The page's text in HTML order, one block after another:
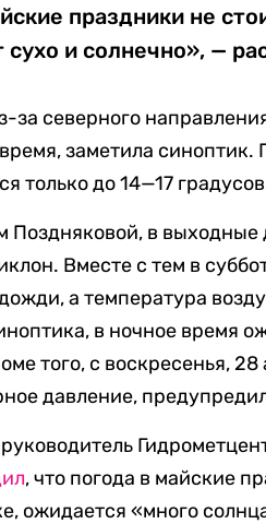
праздники не
сухо и солнечно», —
за северного
заметила синоптик.
только до 14—17
Поздняковой, в
Вместе с тем в
а температура
в ночное время
того, с воскресенья,
давление,
, что погода в майские
ожидается «много